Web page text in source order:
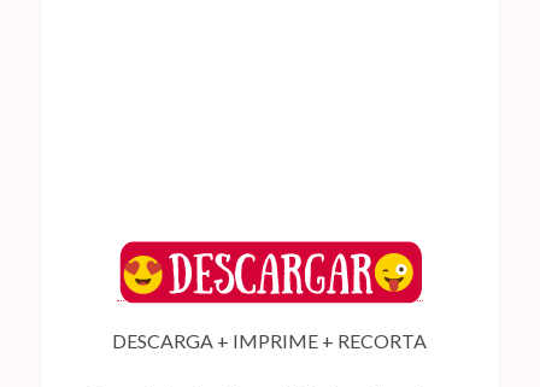
DESCARGA + IMPRIME + RECORTA